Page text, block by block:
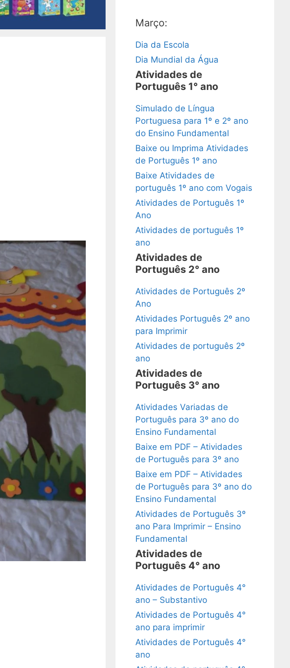
Março:
Dia da Escola
Dia Mundial da Água
Atividades de
Português 1° ano
Simulado de Língua
Portuguesa para 1º e 2º ano
do Ensino Fundamental
Baixe ou Imprima Atividades
de Português 1º ano
Baixe Atividades de
português 1º ano com Vogais
Atividades de Português 1º
Ano
Atividades de português 1º
ano
Atividades de
Português 2° ano
Atividades de Português 2º
Ano
Atividades Português 2º ano
para Imprimir
Atividades de português 2º
ano
Atividades de
Português 3° ano
Atividades Variadas de
Português para 3º ano do
Ensino Fundamental
Baixe em PDF – Atividades
de Português para 3º ano
Baixe em PDF – Atividades
de Português para 3º ano do
Ensino Fundamental
Atividades de Português 3º
ano Para Imprimir – Ensino
Fundamental
Atividades de
Português 4° ano
Atividades de Português 4°
ano – Substantivo
Atividades de Português 4°
ano para imprimir
Atividades de Português 4°
ano